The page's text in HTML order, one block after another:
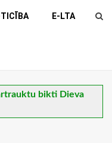
TICĪBA E-LTA
bikti Dieva